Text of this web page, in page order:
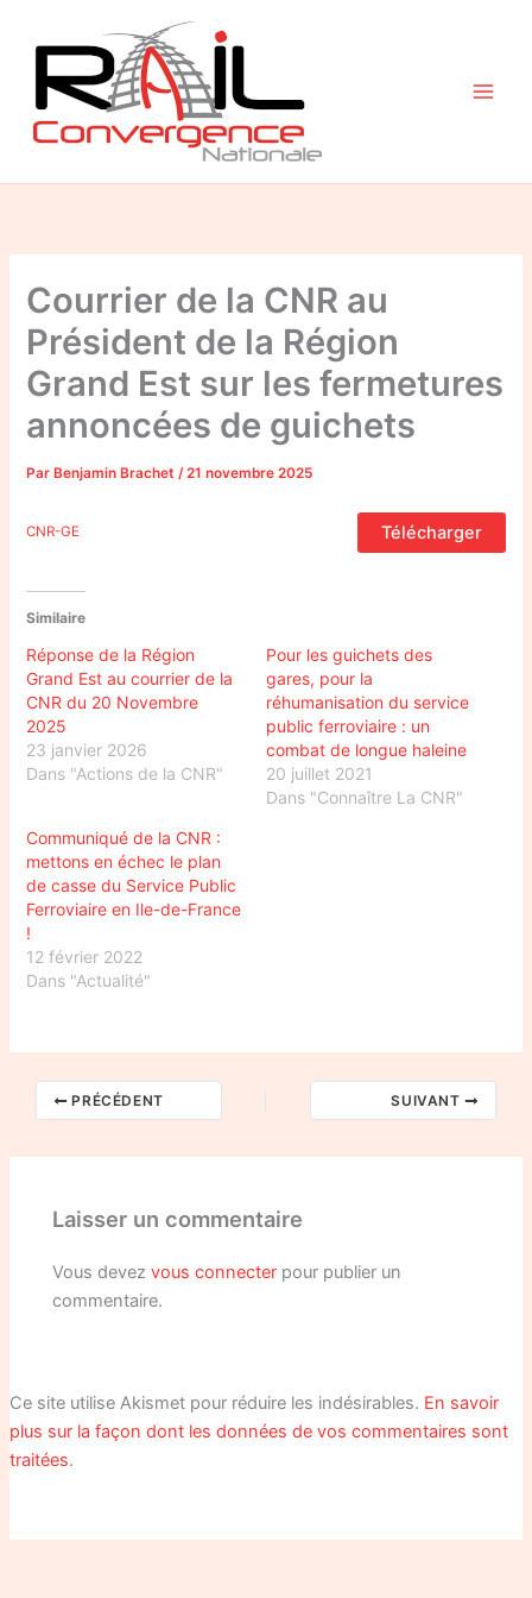
contenu
Courrier de la CNR au
Président de la Région
Grand Est sur les fermetures
annoncées de guichets
Par Benjamin Brachet/21 novembre 2025
CNR-GE Télécharger
Similaire
Réponse de la Région
Grand Est au courrier de la
CNR du 20 Novembre
2025
23 janvier 2026
Dans "Actions de la CNR"
Pour les guichets des
gares, pour la
réhumanisation du service
public ferroviaire : un
combat de longue haleine
20 juillet 2021
Dans "Connaître La CNR"
Communiqué de la CNR :
mettons en échec le plan
de casse du Service Public
Ferroviaire en Ile-de-France
!
12 février 2022
Dans "Actualité"
PRÉCÉDENT SUIVANT
Laisser un commentaire
Vous devezvous connecter pour publier un
commentaire.
Ce site utilise Akismet pour réduire les indésirables. En savoir
plus sur la façon dont les données de vos commentaires sont
traitées.